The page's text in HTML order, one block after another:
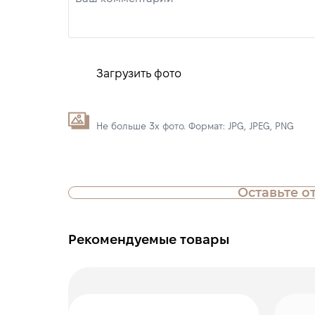
Загрузить фото
Не больше 3х фото. Формат: JPG, JPEG, PNG
Оставьте
Рекомендуемые товары